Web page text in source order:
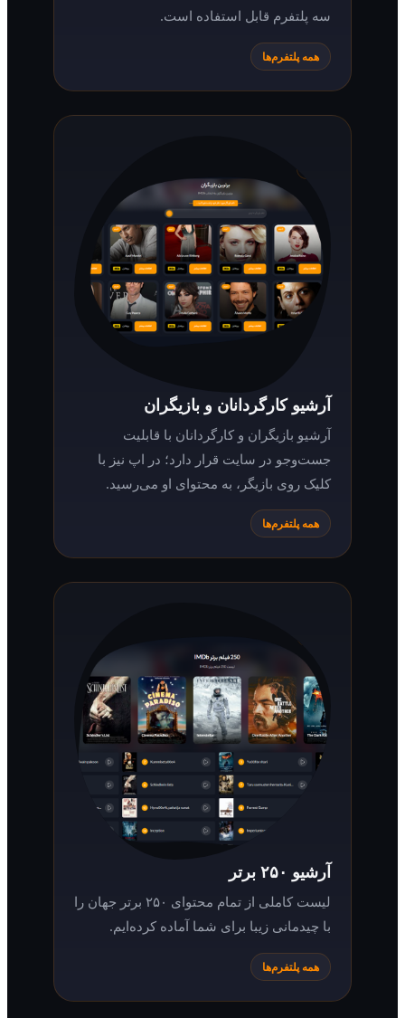
سه پلتفرم قابل استفاده است.
همه پلتفرم‌ها
آرشیو کارگردانان و بازیگران
آرشیو بازیگران و کارگردانان با قابلیت
جست‌وجو در سایت قرار دارد؛ در اپ نیز با
کلیک روی بازیگر، به محتوای او می‌رسید.
همه پلتفرم‌ها
لیست کاملی از تمام محتوای ۲۵۰ برتر جهان را
با چیدمانی زیبا برای شما آماده کرده‌ایم.
همه پلتفرم‌ها